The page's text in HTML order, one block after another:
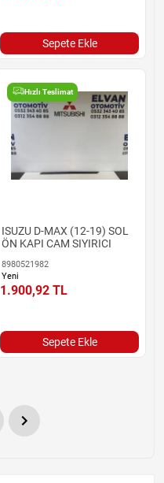
Sepete Ekle
Hızlı Teslimat
ISUZU D-MAX (12-19) SOL
ÖN KAPI CAM SIYIRICI
8980521982
Yeni
1.900,92 TL
Sepete Ekle